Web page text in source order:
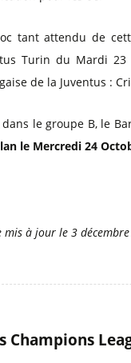
tant attendu de
Turin du Mardi
de la Juventus :
dans le groupe B, le
le Mercredi 24
mis à jour le 3
Champions